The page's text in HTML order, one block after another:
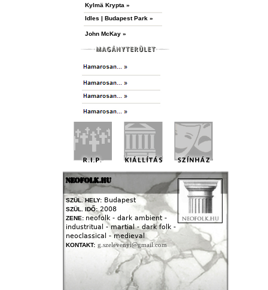
Kylmä Krypta »
Idles | Budapest Park »
John McKay »
NEOFOLK.HU
SZÜL. HELY: Budapest
SZÜL. IDŐ: 2008
ZENE: neofolk - dark ambient -
industritual - martial - dark folk -
neoclassical - medieval
KONTAKT: g.szelevenyi@gmail.com